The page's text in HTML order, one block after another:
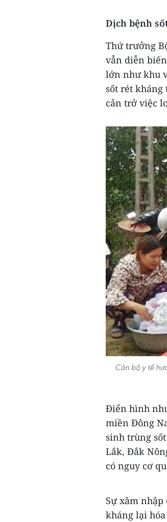
Dịch bệnh
Thứ trưởng
vẫn diễn
lớn như khu
sốt rét kháng
cản trở việc
Cán bộ y tế
Điển hình
miền Đông
sinh trùng
Lắk, Đắk
có nguy cơ
Sự xâm
kháng lại